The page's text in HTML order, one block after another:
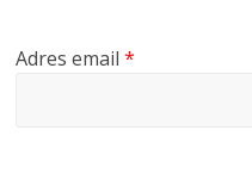
Adres email*